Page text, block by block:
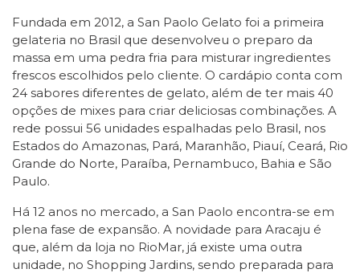
Fundada em 2012, a San Paolo Gelato foi a primeira
gelateria no Brasil que desenvolveu o preparo da
massa em uma pedra fria para misturar ingredientes
frescos escolhidos pelo cliente. O cardápio conta com
24 sabores diferentes de gelato, além de ter mais 40
opções de mixes para criar deliciosas combinações. A
rede possui 56 unidades espalhadas pelo Brasil, nos
Estados do Amazonas, Pará, Maranhão, Piauí, Ceará, Rio
Grande do Norte, Paraíba, Pernambuco, Bahia e São
Paulo.
Há 12 anos no mercado, a San Paolo encontra-se em
plena fase de expansão. A novidade para Aracaju é
que, além da loja no RioMar, já existe uma outra
unidade, no Shopping Jardins, sendo preparada para